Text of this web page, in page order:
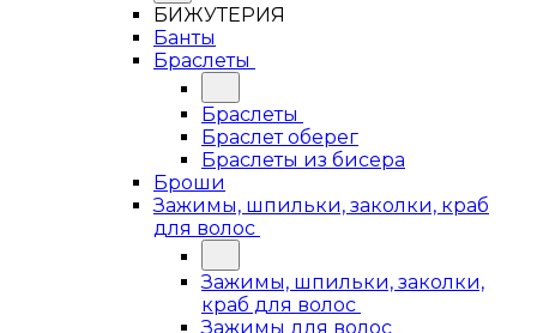
БИЖУТЕРИЯ
Банты
Браслеты
Браслеты
Браслет оберег
Браслеты из бисера
Броши
Зажимы, шпильки, заколки, краб
для волос
Зажимы, шпильки, заколки,
краб для волос
Зажимы для волос